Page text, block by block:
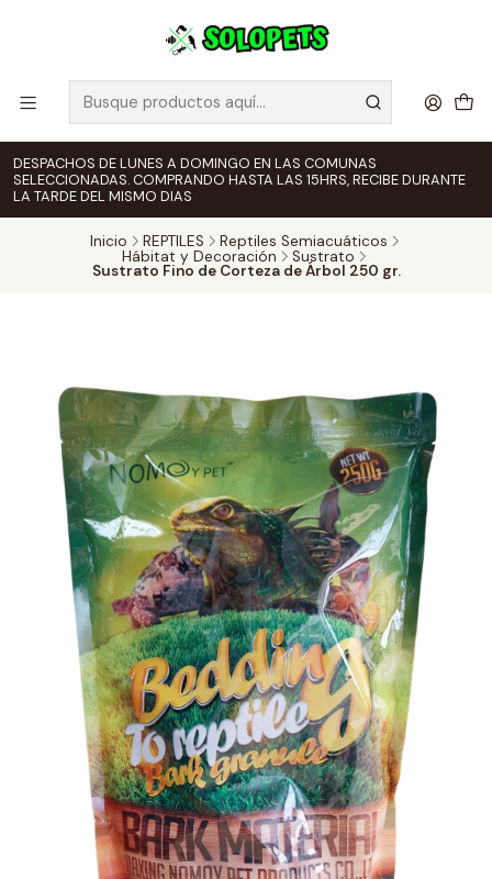
DESPACHOS DE LUNES A DOMINGO EN LAS COMUNAS
SELECCIONADAS. COMPRANDO HASTA LAS 15HRS, RECIBE DURANTE
LA TARDE DEL MISMO DIAS
Inicio REPTILES
Reptiles Semiacuáticos
Hábitat y Decoración
Sustrato
Sustrato Fino de Corteza de Árbol 250 gr.